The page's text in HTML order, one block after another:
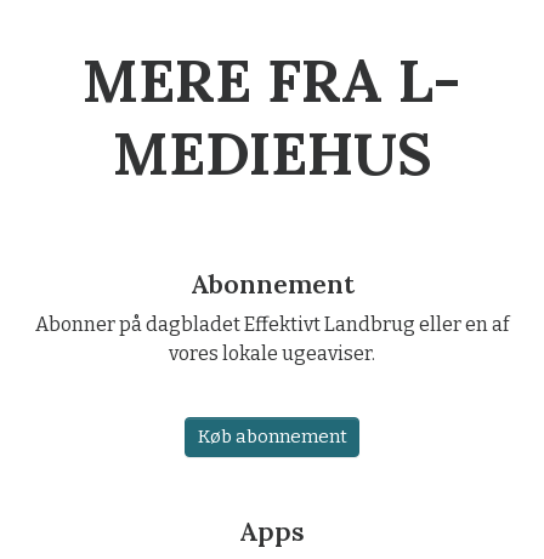
MERE FRA L-
MEDIEHUS
Abonnement
Abonner på dagbladet Effektivt Landbrug eller en af
vores lokale ugeaviser.
Køb abonnement
Apps